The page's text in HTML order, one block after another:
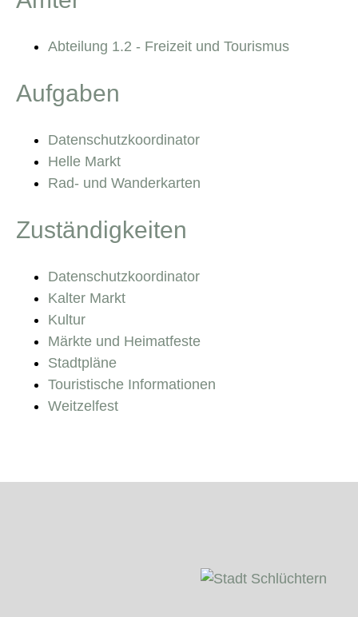
Abteilung 1.2 - Freizeit und Tourismus
Aufgaben
Datenschutzkoordinator
Helle Markt
Rad- und Wanderkarten
Zuständigkeiten
Datenschutzkoordinator
Kalter Markt
Kultur
Märkte und Heimatfeste
Stadtpläne
Touristische Informationen
Weitzelfest